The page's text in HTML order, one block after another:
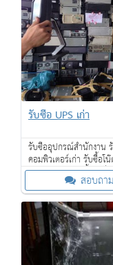
รับซื้อ UPS เก่า
รับซื้ออุปกรณ์สำนักงาน
คอมพิวเตอร์เก่า รับซื้อโน๊
คุยกันก่อนได้ รับซื้อถึงที่ ถึ
ของท่าน ตามกำหนดเวลา
สอบถาม